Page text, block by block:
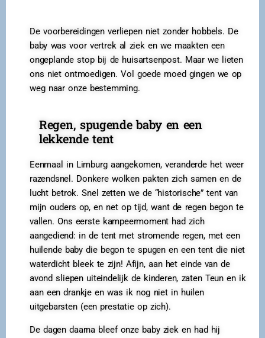
De voorbereidingen verliepen niet zonder hobbels. De
baby was voor vertrek al ziek en we maakten een
ongeplande stop bij de huisartsenpost. Maar we lieten
ons niet ontmoedigen. Vol goede moed gingen we op
weg naar onze bestemming.
Regen, spugende baby en een
lekkende tent
Eenmaal in Limburg aangekomen, veranderde het weer
razendsnel. Donkere wolken pakten zich samen en de
lucht betrok. Snel zetten we de “historische” tent van
mijn ouders op, en net op tijd, want de regen begon te
vallen. Ons eerste kampeermoment had zich
aangediend: in de tent met stromende regen, met een
huilende baby die begon te spugen en een tent die niet
waterdicht bleek te zijn! Afijn, aan het einde van de
avond sliepen uiteindelijk de kinderen, zaten Teun en ik
aan een drankje en was ik nog niet in huilen
uitgebarsten (een prestatie op zich).
De dagen daarna bleef onze baby ziek en had hij